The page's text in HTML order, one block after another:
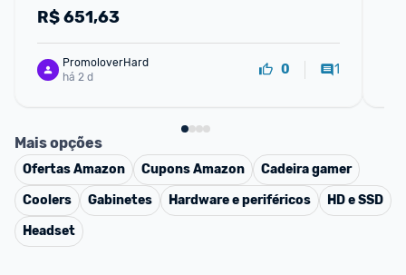
Inclinação Sem Bordas ideal para PC PS5
R$651,63
PromoloverHard
há 2 d
0 1
Mais opções
OfertasAmazon CuponsAmazon
Cadeira gamer
Coolers
Gabinetes Hardware e periféricos
HD e SSD
Headset